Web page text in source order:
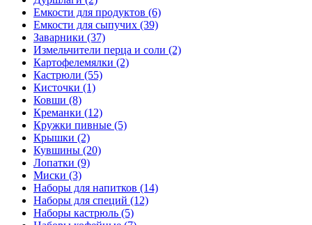
Емкости для продуктов (6)
Емкости для сыпучих (39)
Заварники (37)
Измельчители перца и соли (2)
Картофелемялки (2)
Кастрюли (55)
Кисточки (1)
Ковши (8)
Креманки (12)
Кружки пивные (5)
Крышки (2)
Кувшины (20)
Лопатки (9)
Миски (3)
Наборы для напитков (14)
Наборы для специй (12)
Наборы кастрюль (5)